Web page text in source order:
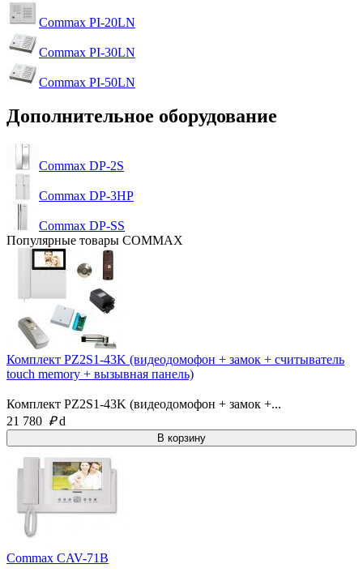
Commax PI-20LN
Commax PI-30LN
Commax PI-50LN
Дополнительное оборудование
Commax DP-2S
Commax DP-3HP
Commax DP-SS
Популярные товары COMMAX
Комплект PZ2S1-43K (видеодомофон + замок + считыватель
touch memory + вызывная панель)
Комплект PZ2S1-43K (видеодомофон + замок +...
21 780 ₽ d
Commax CAV-71B